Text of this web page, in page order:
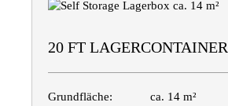
20 FT LAGERCONTAINER
Grundfläche:
ca. 14 m²